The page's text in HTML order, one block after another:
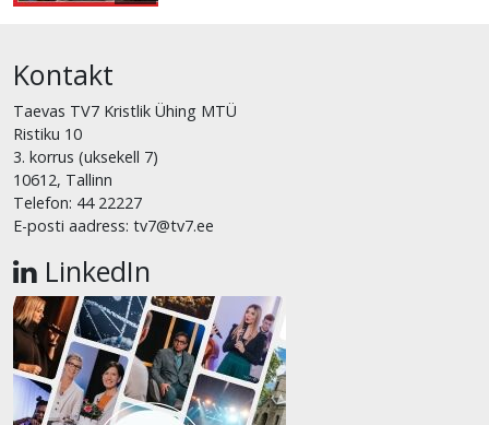
Kontakt
Taevas TV7 Kristlik Ühing MTÜ
Ristiku 10
3. korrus (uksekell 7)
10612, Tallinn
Telefon: 44 22227
E-posti aadress: tv7@tv7.ee
LinkedIn